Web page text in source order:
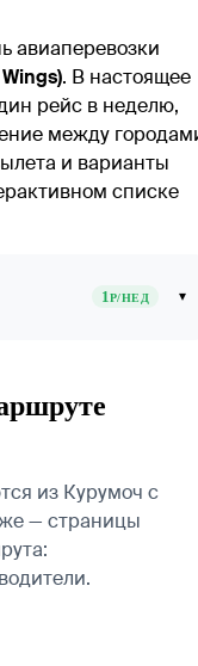
авиаперевозки
. В настоящее
рейс в неделю,
между
и варианты
списке
1Р/НЕД ▾
из Курумоч с
— страницы